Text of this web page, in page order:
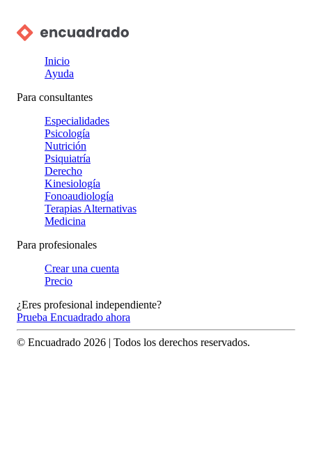
Inicio
Ayuda
Para consultantes
Especialidades
Psicología
Nutrición
Psiquiatría
Derecho
Kinesiología
Fonoaudiología
Terapias Alternativas
Medicina
Para profesionales
Crear una cuenta
Precio
¿Eres profesional independiente?
Prueba Encuadrado ahora
© Encuadrado 2026 | Todos los derechos reservados.